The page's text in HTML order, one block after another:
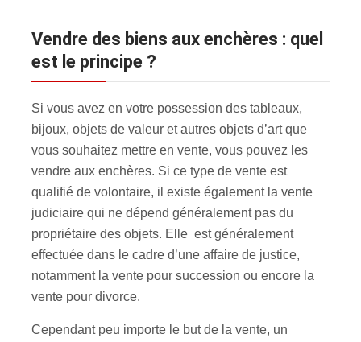
Vendre des biens aux enchères : quel
est le principe ?
Si vous avez en votre possession des tableaux,
bijoux, objets de valeur et autres objets d’art que
vous souhaitez mettre en vente, vous pouvez les
vendre aux enchères. Si ce type de vente est
qualifié de volontaire, il existe également la vente
judiciaire qui ne dépend généralement pas du
propriétaire des objets. Elle est généralement
effectuée dans le cadre d’une affaire de justice,
notamment la vente pour succession ou encore la
vente pour divorce.
Cependant peu importe le but de la vente, un